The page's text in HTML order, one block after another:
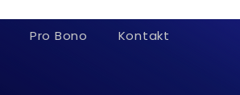
Pro Bono Kontakt